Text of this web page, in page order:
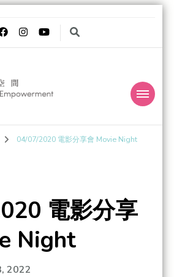
性別
04/07/2020 電影分享會 Movie Night
電影分享
Night
2022